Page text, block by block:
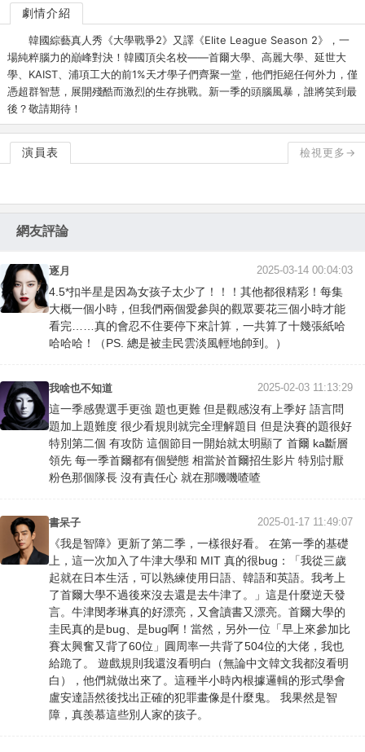
劇情介紹
韓國綜藝真人秀《大學戰爭2》又譯《Elite League Season 2》，一
場純粹腦力的巔峰對決！韓國頂尖名校——首爾大學、高麗大學、延世大
學、KAIST、浦項工大的前1%天才學子們齊聚一堂，他們拒絕任何外力，僅
憑超群智慧，展開殘酷而激烈的生存挑戰。新一季的頭腦風暴，誰將笑到最
後？敬請期待！
演員表 檢視更多→
網友評論
逐月 2025-03-14 00:04:03
4.5*扣半星是因為女孩子太少了！！！其他都很精彩！每集
大概一個小時，但我們兩個愛參與的觀眾要花三個小時才能
看完……真的會忍不住要停下來計算，一共算了十幾張紙哈
哈哈哈！（PS. 總是被圭民雲淡風輕地帥到。）
我啥也不知道 2025-02-03 11:13:29
這一季感覺選手更強 題也更難 但是觀感沒有上季好 語言問
題加上題難度 很少看規則就完全理解題目 但是決賽的題很好
特別第二個 有攻防 這個節目一開始就太明顯了 首爾 ka斷層
領先 每一季首爾都有個變態 相當於首爾招生影片 特別討厭
粉色那個隊長 沒有責任心 就在那嘰嘰喳喳
書呆子 2025-01-17 11:49:07
《我是智障》更新了第二季，一樣很好看。 在第一季的基礎
上，這一次加入了牛津大學和 MIT 真的很bug：「我從三歲
起就在日本生活，可以熟練使用日語、韓語和英語。我考上
了首爾大學不過後來沒去還是去牛津了。」這是什麼逆天發
言。牛津閔孝琳真的好漂亮，又會讀書又漂亮。首爾大學的
圭民真的是bug、是bug啊！當然，另外一位「早上來參加比
賽太興奮又背了60位」圓周率一共背了504位的大佬，我也
給跪了。 遊戲規則我還沒看明白（無論中文韓文我都沒看明
白），他們就做出來了。這種半小時內根據邏輯的形式學會
盧安達語然後找出正確的犯罪畫像是什麼鬼。 我果然是智
障，真羨慕這些別人家的孩子。